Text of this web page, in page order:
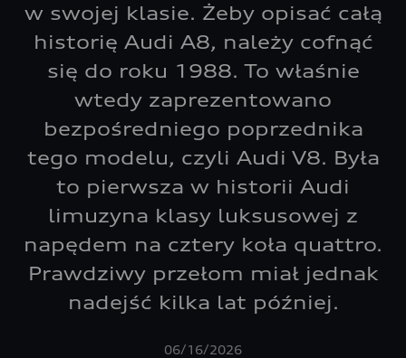
w swojej klasie. Żeby opisać całą
historię Audi A8, należy cofnąć
się do roku 1988. To właśnie
wtedy zaprezentowano
bezpośredniego poprzednika
tego modelu, czyli Audi V8. Była
to pierwsza w historii Audi
limuzyna klasy luksusowej z
napędem na cztery koła quattro.
Prawdziwy przełom miał jednak
nadejść kilka lat później.
06/16/2026